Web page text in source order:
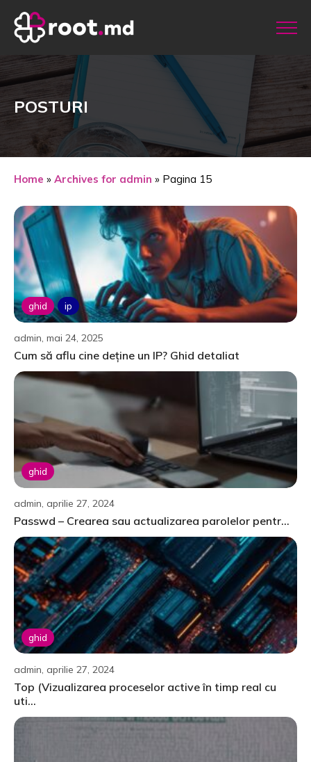
POSTURI
Home » Archives for admin » Pagina 15
ghid ip
admin, mai 24, 2025
Cum să aflu cine deține un IP? Ghid detaliat
ghid
admin, aprilie 27, 2024
Passwd – Crearea sau actualizarea parolelor pentr...
ghid
admin, aprilie 27, 2024
Top (Vizualizarea proceselor active în timp real cu
uti...